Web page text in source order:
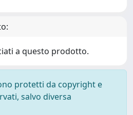
a questo prodotto.
protetti da copyright e
salvo diversa